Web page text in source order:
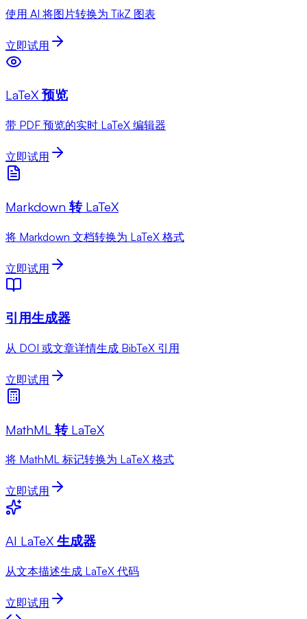
使用 AI 将图片转换为 TikZ 图表
立即试用
LaTeX 预览
带 PDF 预览的实时 LaTeX 编辑器
立即试用
Markdown 转 LaTeX
将 Markdown 文档转换为 LaTeX 格式
立即试用
引用生成器
从 DOI 或文章详情生成 BibTeX 引用
立即试用
MathML 转 LaTeX
将 MathML 标记转换为 LaTeX 格式
立即试用
AI LaTeX 生成器
从文本描述生成 LaTeX 代码
立即试用